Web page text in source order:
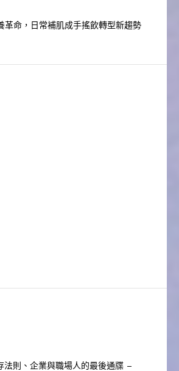
革命，日常補肌成手搖飲轉型新趨勢
法則、企業與職場人的最後通牒 –